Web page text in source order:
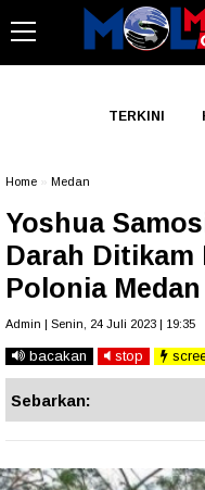
TERKINI
Home Medan
Yoshua
Darah Ditikam
Polonia Medan
Admin | Senin, 24 Juli 2023 | 19:35
bacakan stop
Sebarkan: